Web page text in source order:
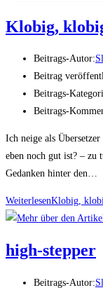
Klo­big,
Beitrags-Autor:
Beitrag
Beitrags-
Beitrags-
Ich neige als
eben noch gut ist? – zu
Gedanken hinter den…
WeiterlesenKlo­big,
high-step­per
Beitrags-Autor: